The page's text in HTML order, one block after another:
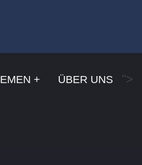
ÜBER UNS ">